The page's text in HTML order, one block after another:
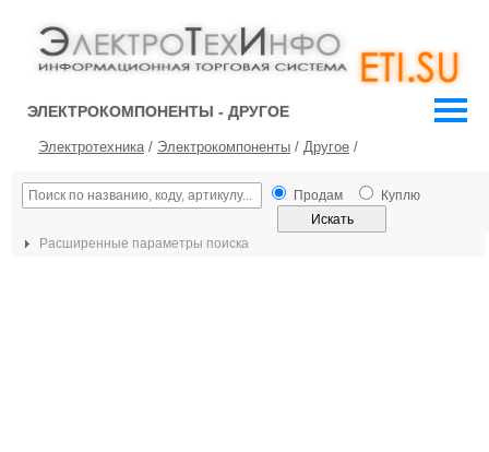
ЭЛЕКТРОКОМПОНЕНТЫ - ДРУГОЕ
Электротехника/ Электрокомпоненты / Другое /
Продам Куплю
Расширенные параметры поиска